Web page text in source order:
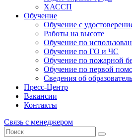
ХАССП
Обучение
Обучение с
Работы на высоте
Обучение по
Обучение по ГО и ЧС
Обучение по пожарной
Обучение по первой
Сведения об
Пресс-Центр
Вакансии
Контакты
Связь с менеджером